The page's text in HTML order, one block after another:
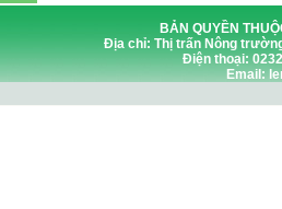
BẢN QUYỀN
Địa chỉ: Thị trấn Nông
Điện thoại:
Email: